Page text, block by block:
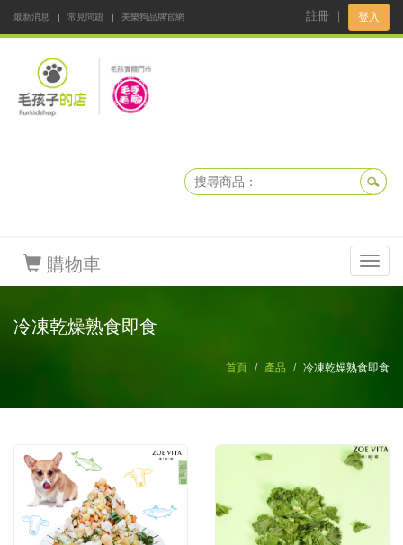
最新消息 常見問題
美樂狗品牌官網
註冊 登入
購物車
冷凍乾燥熟食即食
首頁 產品 冷凍乾燥熟食即食